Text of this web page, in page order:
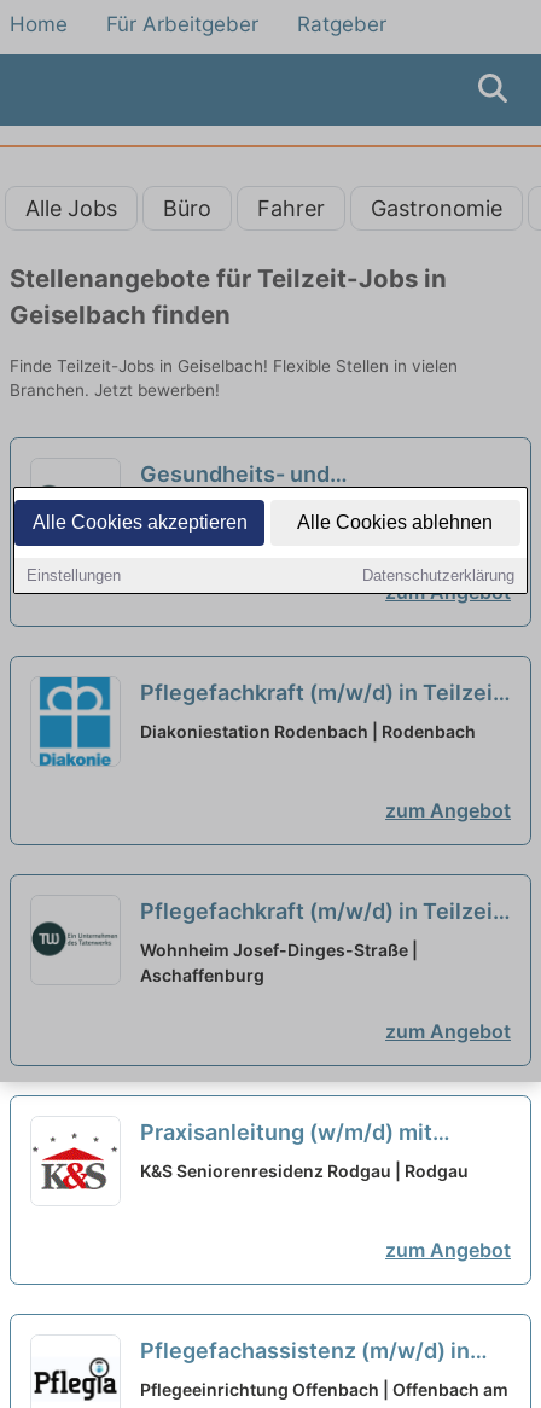
Alle Cookies akzeptieren Alle Cookies ablehnen
Einstellungen Datenschutzerklärung
Home Für Arbeitgeber Ratgeber
Alle Jobs Büro Fahrer Gastronomie
Stellenangebote für Teilzeit-Jobs in
Geiselbach finden
Finde Teilzeit-Jobs in Geiselbach! Flexible Stellen in vielen
Branchen. Jetzt bewerben!
Gesundheits- und
Krankenpfleger:in (m/w/d) in
Teilzeit (20 Wochenstunden) -
Zusammen mehr schaffen! neu
Kardinal-von-Galen-Haus | Hösbach
zum Angebot
Pflegefachkraft (m/w/d) in Teilzeit
(75%) - Lass uns zusammen
Diakoniestation Rodenbach | Rodenbach
zum Angebot
Pflegefachkraft (m/w/d) in Teilzeit
(30 Wochenstunden) - Zusammen
mehr schaffen!
Wohnheim Josef-Dinges-Straße |
Aschaffenburg
zum Angebot
Praxisanleitung (w/m/d) mit
Freistellung in Teilzeit - Familiär
K&S Seniorenresidenz Rodgau | Rodgau
zum Angebot
Pflegefachassistenz (m/w/d) in
Teilzeit - Werde unser Held! neu
Pflegeeinrichtung Offenbach | Offenbach am